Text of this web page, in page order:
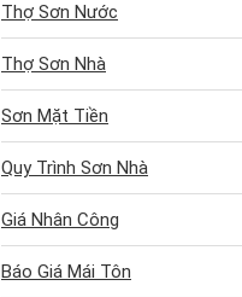
Thợ Sơn Nước
Thợ Sơn Nhà
Sơn Mặt Tiền
Quy Trình Sơn Nhà
Giá Nhân Công
Báo Giá Mái Tôn